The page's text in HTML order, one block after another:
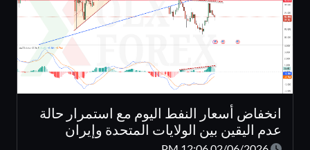
انخفاض أسعار النفط اليوم مع استمرار حالة
عدم اليقين بين الولايات المتحدة وإيران